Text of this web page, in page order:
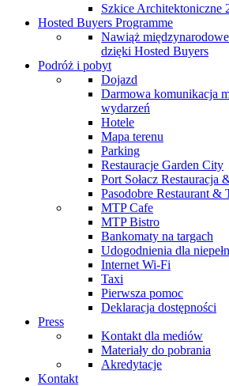
Szkice Architektoniczne
Hosted Buyers Programme
Nawiąż
dzięki Hosted Buyers
Podróż i pobyt
Dojazd
Darmowa komunikacja
wydarzeń
Hotele
Mapa terenu
Parking
Restauracje Garden City
Port Sołacz Restauracja
Pasodobre Restaurant &
MTP Cafe
MTP Bistro
Bankomaty na targach
Udogodnienia dla
Internet Wi-Fi
Taxi
Pierwsza pomoc
Deklaracja dostępności
Press
Kontakt dla mediów
Materiały do pobrania
Akredytacje
Kontakt